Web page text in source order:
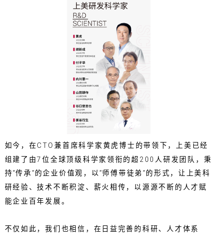
如今，在CTO兼首席科学家黄虎博士的带领下，上美已经
组建了由7位全球顶级科学家领衔的超200人研发团队，秉
持“传承”的企业价值观，以“师傅带徒弟”的形式，让上美科
研经验、技术不断积淀、薪火相传，以源源不断的人才赋
能企业百年发展。
不仅如此，我们也相信，在日益完善的科研、人才体系